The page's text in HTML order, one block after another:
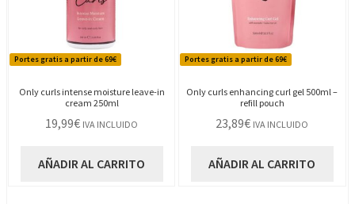
Portes gratis a partir de 69€
Only curls intense moisture leave-in
cream 250ml
19,99€ IVA INCLUIDO
AÑADIR AL CARRITO
Portes gratis a partir de 69€
Only curls enhancing curl gel 500ml –
refill pouch
23,89€ IVA INCLUIDO
AÑADIR AL CARRITO